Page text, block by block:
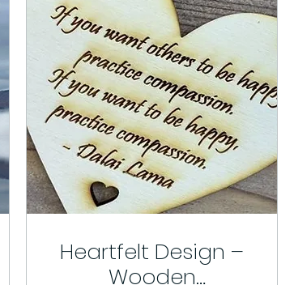
Heartfelt Design –
Wooden